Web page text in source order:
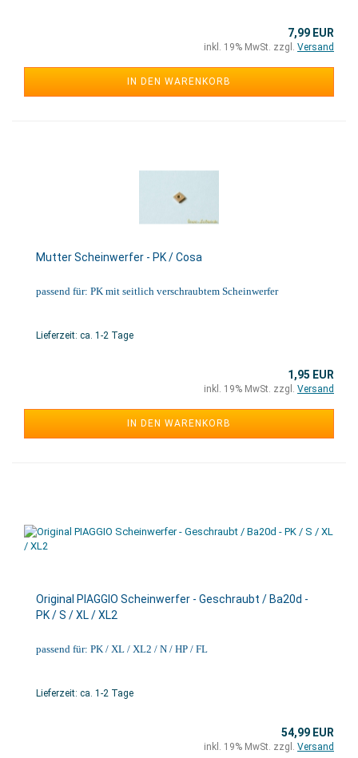
7,99 EUR
inkl. 19% MwSt. zzgl. Versand
IN DEN WARENKORB
Mutter Scheinwerfer - PK / Cosa
passend für: PK mit seitlich verschraubtem Scheinwerfer
Lieferzeit: ca. 1-2 Tage
1,95 EUR
inkl. 19% MwSt. zzgl. Versand
IN DEN WARENKORB
Original PIAGGIO Scheinwerfer - Geschraubt / Ba20d -
PK / S / XL / XL2
passend für: PK / XL / XL2 / N / HP / FL
Lieferzeit: ca. 1-2 Tage
54,99 EUR
inkl. 19% MwSt. zzgl. Versand